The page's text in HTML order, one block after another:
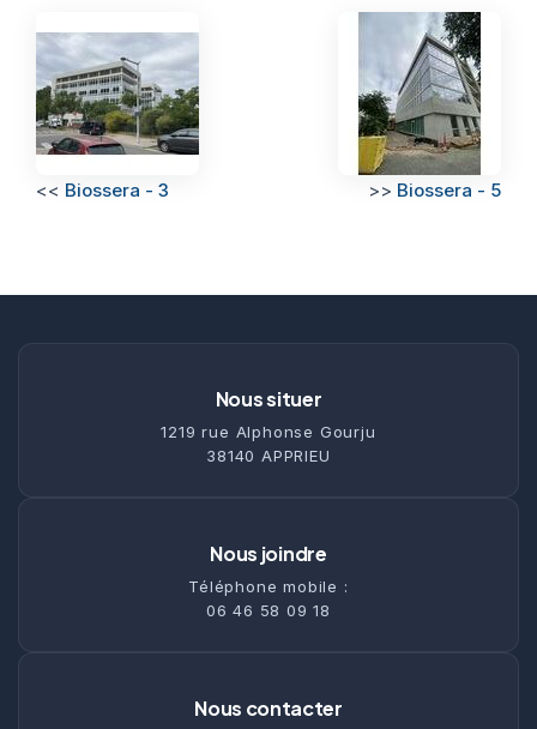
<< Biossera - 3 >> Biossera - 5
Nous situer
1219 rue Alphonse Gourju
38140 APPRIEU
Nous joindre
Téléphone mobile :
06 46 58 09 18
Nous contacter